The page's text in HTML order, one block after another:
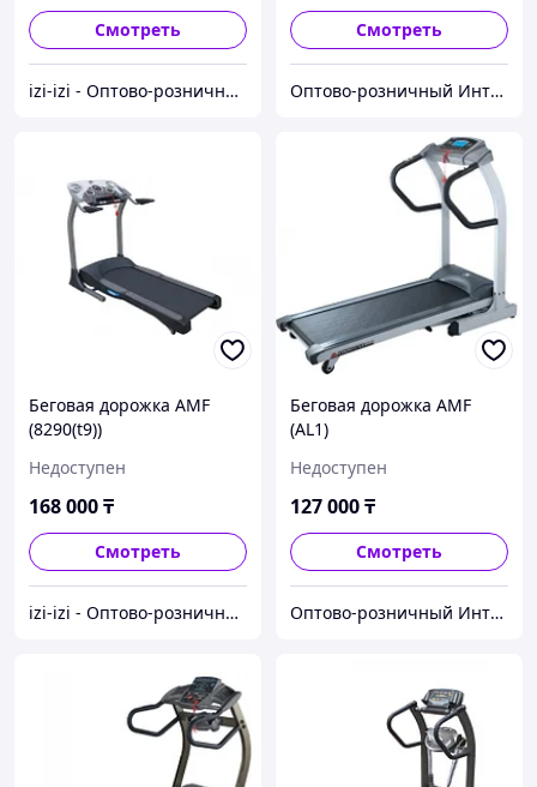
Смотреть
izi-izi - Оптово-розничный Склад - товары на заказ до двери! Cамые уникальные и полезные товары.
Смотреть
Оптово-розничный Интернет Магазин «KazGym»
Беговая дорожка AMF
(8290(t9))
Недоступен
168 000₸
Смотреть
izi-izi - Оптово-розничный Склад - товары на заказ до двери! Cамые уникальные и полезные товары.
Беговая дорожка AMF
(AL1)
Недоступен
127 000₸
Смотреть
Оптово-розничный Интернет Магазин «KazGym»